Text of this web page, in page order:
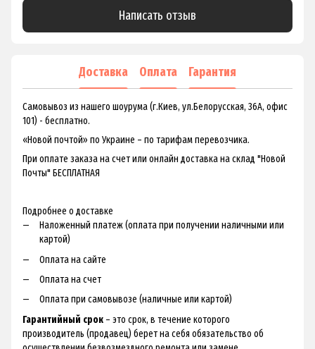
Написать отзыв
Доставка Оплата Гарантия
Самовывоз из нашего шоурума (г.Киев, ул.Белорусская, 36А, офис
101) - бесплатно.
«Новой почтой» по Украине – по тарифам перевозчика.
При оплате заказа на счет или онлайн доставка на склад "Новой
Почты" БЕСПЛАТНАЯ
Подробнее о доставке
Наложенный платеж (оплата при получении наличными или
картой)
Оплата на сайте
Оплата на счет
Оплата при самовывозе (наличные или картой)
Гарантийный срок – это срок, в течение которого
производитель (продавец) берет на себя обязательство об